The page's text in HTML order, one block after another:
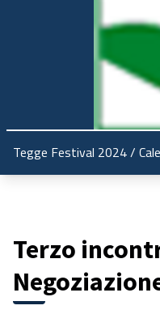
Regione Emilia-Romagna
Tegge Festival 2024/
Terzo